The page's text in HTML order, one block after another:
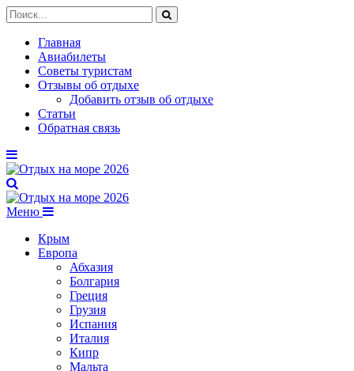
Главная
Авиабилеты
Советы туристам
Отзывы об отдыхе
Добавить отзыв об отдыхе
Статьи
Обратная связь
Меню
Крым
Европа
Абхазия
Болгария
Греция
Грузия
Испания
Италия
Кипр
Мальта